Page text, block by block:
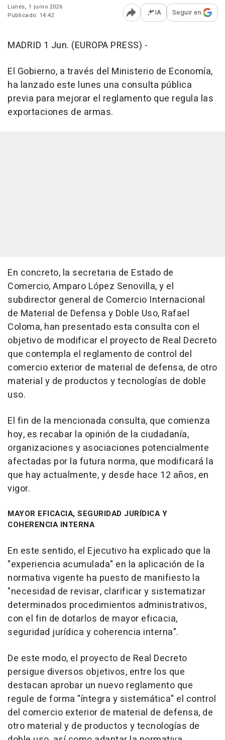
Lunes, 1 junio 2026
Publicado: 14:42
Abrir opciones para
IA Seguir en
MADRID 1 Jun. (EUROPA PRESS) -
El Gobierno, a través del Ministerio de Economía,
ha lanzado este lunes una consulta pública
previa para mejorar el reglamento que regula las
exportaciones de armas.
En concreto, la secretaria de Estado de
Comercio, Amparo López Senovilla, y el
subdirector general de Comercio Internacional
de Material de Defensa y Doble Uso, Rafael
Coloma, han presentado esta consulta con el
objetivo de modificar el proyecto de Real Decreto
que contempla el reglamento de control del
comercio exterior de material de defensa, de otro
material y de productos y tecnologías de doble
uso.
El fin de la mencionada consulta, que comienza
hoy, es recabar la opinión de la ciudadanía,
organizaciones y asociaciones potencialmente
afectadas por la futura norma, que modificará la
que hay actualmente, y desde hace 12 años, en
vigor.
MAYOR EFICACIA, SEGURIDAD JURÍDICA Y
COHERENCIA INTERNA
En este sentido, el Ejecutivo ha explicado que la
"experiencia acumulada" en la aplicación de la
normativa vigente ha puesto de manifiesto la
"necesidad de revisar, clarificar y sistematizar
determinados procedimientos administrativos,
con el fin de dotarlos de mayor eficacia,
seguridad jurídica y coherencia interna".
De este modo, el proyecto de Real Decreto
persigue diversos objetivos, entre los que
destacan aprobar un nuevo reglamento que
regule de forma "íntegra y sistemática" el control
del comercio exterior de material de defensa, de
otro material y de productos y tecnologías de